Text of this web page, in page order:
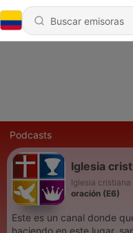
Podcasts
Iglesia
Iglesia
oración (E6)
Este es un canal donde
haciendo en este lugar.